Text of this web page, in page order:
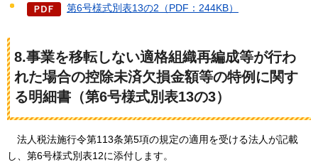
第6号様式別表13の2（PDF：244KB）
8.事業を移転しない適格組織再編成等が行わ
れた場合の控除未済欠損金額等の特例に関す
る明細書（第6号様式別表13の3）
法人税法施行令第113条第5項の規定の適用を受ける法人が記載
し、第6号様式別表12に添付します。